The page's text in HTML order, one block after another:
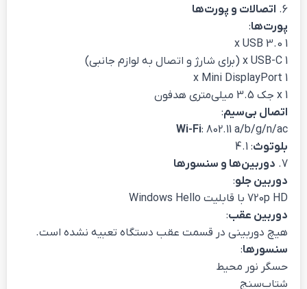
6. اتصالات و پورت‌ها
پورت‌ها:
1 x USB 3.0
1 x USB-C (برای شارژ و اتصال به لوازم جانبی)
1 x Mini DisplayPort
1 x جک 3.5 میلی‌متری هدفون
اتصال بی‌سیم:
Wi-Fi: 802.11 a/b/g/n/ac
بلوتوث: 4.1
7. دوربین‌ها و سنسورها
دوربین جلو:
720p HD با قابلیت Windows Hello
دوربین عقب:
هیچ دوربینی در قسمت عقب دستگاه تعبیه نشده است.
سنسورها:
حسگر نور محیط
شتاب‌سنج